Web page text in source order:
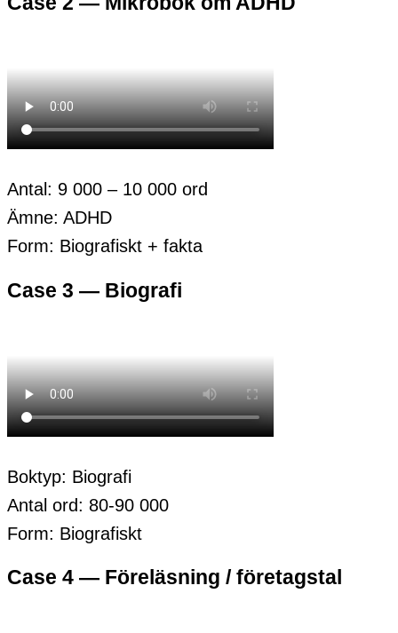
Antal: 9 000 – 10 000 ord
Ämne: ADHD
Form: Biografiskt + fakta
Case 3 — Biografi
Boktyp: Biografi
Antal ord: 80-90 000
Form: Biografiskt
Case 4 — Föreläsning / företagstal